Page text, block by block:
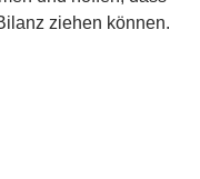
ziehen können.